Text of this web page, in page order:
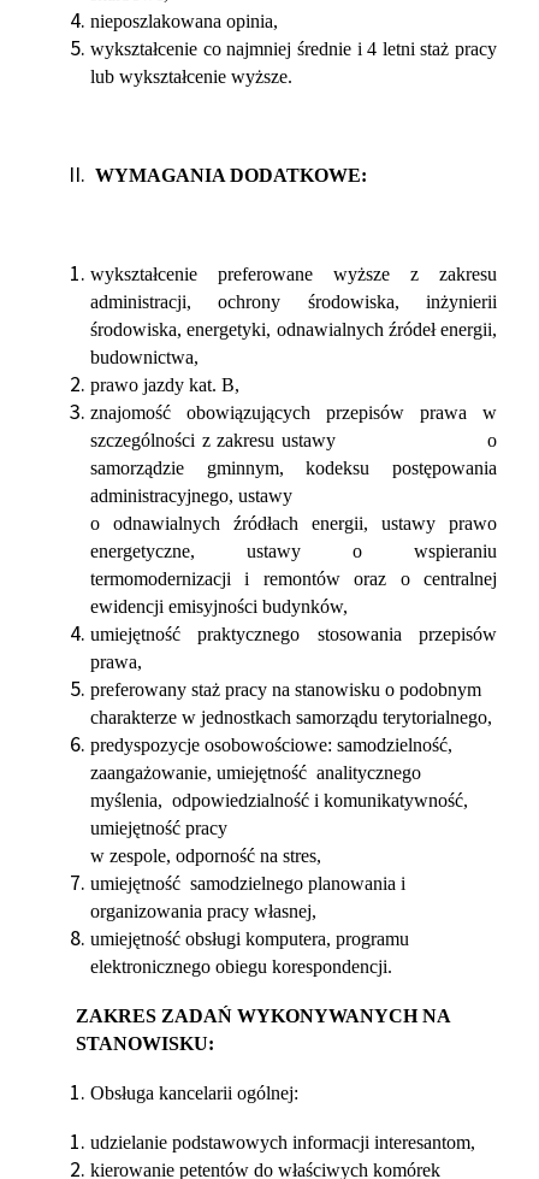
nieposzlakowana opinia,
wykształcenie co najmniej średnie i 4 letni staż pracy
lub wykształcenie wyższe.
WYMAGANIA DODATKOWE:
wykształcenie preferowane wyższe z zakresu
administracji, ochrony środowiska, inżynierii
środowiska, energetyki, odnawialnych źródeł energii,
budownictwa,
prawo jazdy kat. B,
znajomość obowiązujących przepisów prawa w
szczególności z zakresu ustawy o
samorządzie gminnym, kodeksu postępowania
administracyjnego, ustawy
o odnawialnych źródłach energii, ustawy prawo
energetyczne, ustawy o wspieraniu
termomodernizacji i remontów oraz o centralnej
ewidencji emisyjności budynków,
umiejętność praktycznego stosowania przepisów
prawa,
preferowany staż pracy na stanowisku o podobnym
charakterze w jednostkach samorządu terytorialnego,
predyspozycje osobowościowe: samodzielność,
zaangażowanie, umiejętność analitycznego
myślenia, odpowiedzialność i komunikatywność,
umiejętność pracy
w zespole, odporność na stres,
umiejętność samodzielnego planowania i
organizowania pracy własnej,
umiejętność obsługi komputera, programu
elektronicznego obiegu korespondencji.
ZAKRES ZADAŃ WYKONYWANYCH NA
STANOWISKU:
Obsługa kancelarii ogólnej:
udzielanie podstawowych informacji interesantom,
kierowanie petentów do właściwych komórek